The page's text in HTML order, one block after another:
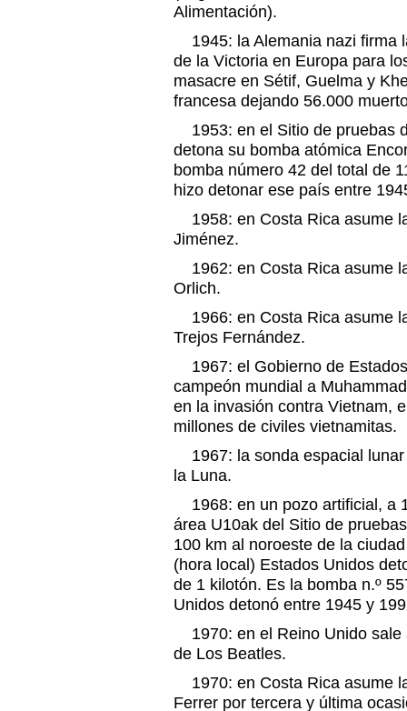
Alimentación).
1945: la Alemania nazi firma
de la Victoria en Europa para
masacre en Sétif, Guelma y
francesa dejando 56.000
1953: en el Sitio de pruebas
detona su bomba atómica
bomba número 42 del total de
hizo detonar ese país entre
1958: en Costa Rica asume
Jiménez.
1962: en Costa Rica asume
Orlich.
1966: en Costa Rica asume
Trejos Fernández.
1967: el Gobierno de
campeón mundial a
en la invasión contra Vietnam,
millones de civiles vietnamitas.
1967: la sonda espacial
la Luna.
1968: en un pozo artificial, a
área U10ak del Sitio de
100 km al noroeste de la
(hora local) Estados Unidos
de 1 kilotón. Es la bomba n.º
Unidos detonó entre 1945 y
1970: en el Reino Unido sale
de Los Beatles.
1970: en Costa Rica asume
Ferrer por tercera y última